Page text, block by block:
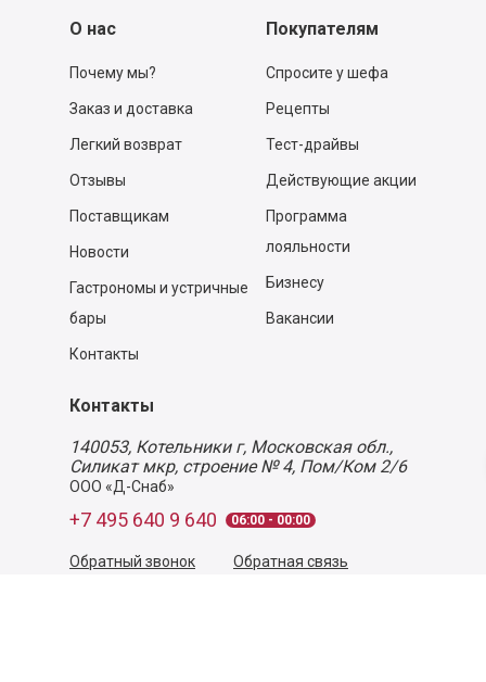
О нас
Почему мы?
Заказ и доставка
Легкий возврат
Отзывы
Поставщикам
Новости
Гастрономы и устричные
бары
Контакты
Покупателям
Спросите у шефа
Рецепты
Тест-драйвы
Действующие акции
Программа
лояльности
Бизнесу
Вакансии
Контакты
140053, Котельники г, Московская обл.,
Силикат мкр, строение № 4, Пом/Ком 2/6
ООО «Д-Снаб»
+7 495 640 9 640 06:00 - 00:00
Обратный звонок Обратная связь